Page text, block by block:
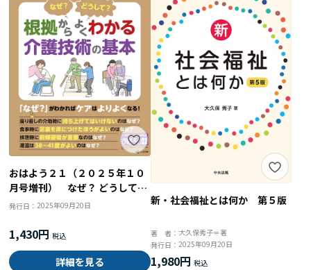
おはよう２１（２０２５年１０
月号増刊） なぜ？ どうして？
根拠からよくわかる介護技術の
発行日：2025年09月20日
1,430円
詳細を見る
新・社会福祉とは何か 第５版
著 者： 大久保秀子＝著
発行日： 2025年09月20日
1,980円